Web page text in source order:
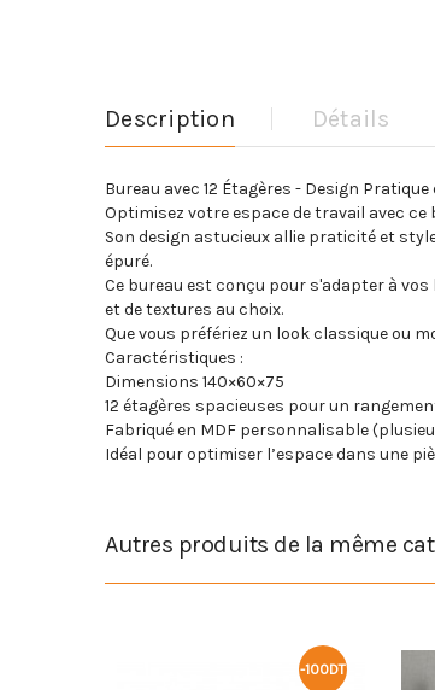
Description Détails
Bureau avec 12 Étagères - Design
Optimisez votre espace de travail avec ce
Son design astucieux allie praticité et
épuré.
Ce bureau est conçu pour s'adapter à
et de textures au choix.
Que vous préfériez un look classique ou
Caractéristiques :
Dimensions 140×60×75
12 étagères spacieuses pour un
Fabriqué en MDF personnalisable
Idéal pour optimiser l’espace dans une
Autres produits de la même
-75DT